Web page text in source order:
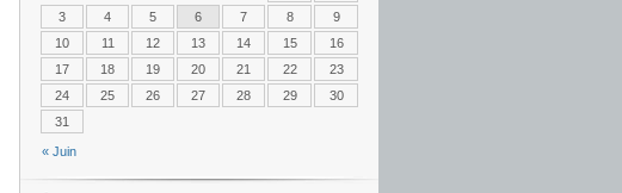
« Juin
3
4 5 6 7 8
9
10
11 12 13 14 15
16
17
18 19 20 21 22
23
24
25 26 27 28 29
30
31